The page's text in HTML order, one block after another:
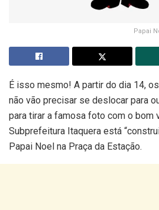
Papai
É isso mesmo! A partir do dia 14,
não vão precisar se deslocar para
para tirar a famosa foto com o bom
Subprefeitura Itaquera está
Papai Noel na Praça da Estação.